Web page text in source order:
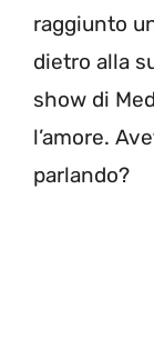
raggiunto
dietro alla
show di
l’amore.
parlando?